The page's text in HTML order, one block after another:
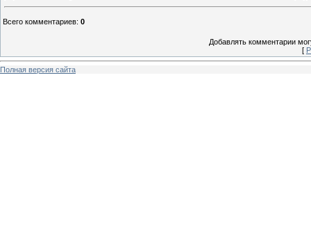
Всего комментариев: 0
Добавлять комментарии
[
Полная версия сайта